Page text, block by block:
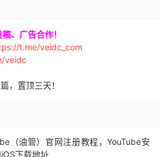
、广告合作！
t.me/veidc_com
veidc
，置顶三天！
（油管）官网注册教程，YouTube安
下载地址